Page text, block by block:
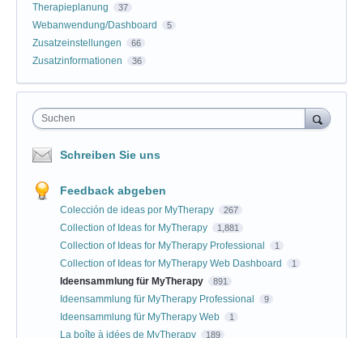
Therapieplanung 37
Webanwendung/Dashboard 5
Zusatzeinstellungen 66
Zusatzinformationen 36
Suchen
Schreiben Sie uns
Feedback abgeben
Colección de ideas por MyTherapy 267
Collection of Ideas for MyTherapy 1,881
Collection of Ideas for MyTherapy Professional 1
Collection of Ideas for MyTherapy Web Dashboard 1
Ideensammlung für MyTherapy 891
Ideensammlung für MyTherapy Professional 9
Ideensammlung für MyTherapy Web 1
La boîte à idées de MyTherapy 189